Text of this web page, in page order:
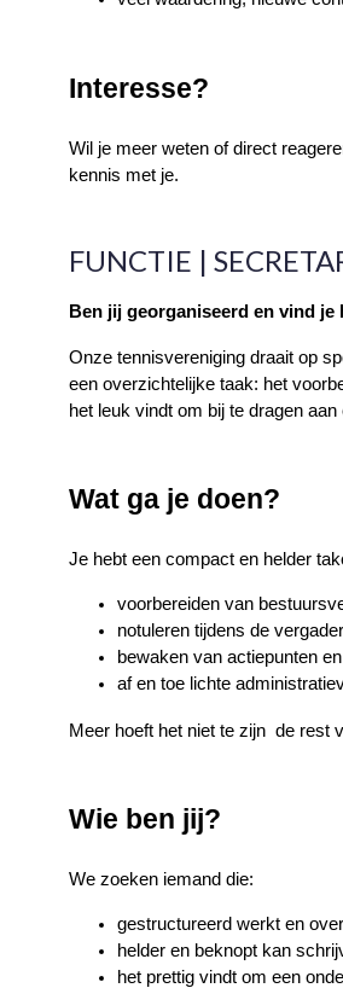
Interesse?
Wil je meer weten of direct
kennis met je.
FUNCTIE |
Ben jij georganiseerd en vind
Onze tennisvereniging draait op
een overzichtelijke taak: het
het leuk vindt om bij te dragen
Wat ga je doen?
Je hebt een compact en helder
voorbereiden van
notuleren tijdens de
bewaken van actiepunten
af en toe lichte
Meer hoeft het niet te zijn  de
Wie ben jij?
We zoeken iemand die:
gestructureerd werkt en
helder en beknopt kan
het prettig vindt om een